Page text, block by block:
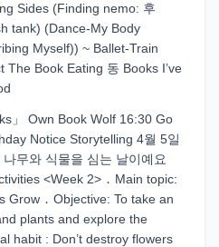
Sides (Finding nemo: 후
tank) (Dance-My Body
Myself)) ~ Ballet-Train
Book Eating 동 Books I’ve
」 Own Book Wolf 16:30 Go
Notice Storytelling 4월 5일
무와 식물을 심는 날이예요
<Week 2> ․ Main topic:
Grow ․ Objective: To take an
plants and explore the
habit : Don’t destroy flowers